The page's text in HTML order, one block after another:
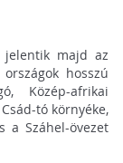
jelentik majd az
hosszú
Közép-afrikai
tó környéke,
a Száhel-övezet